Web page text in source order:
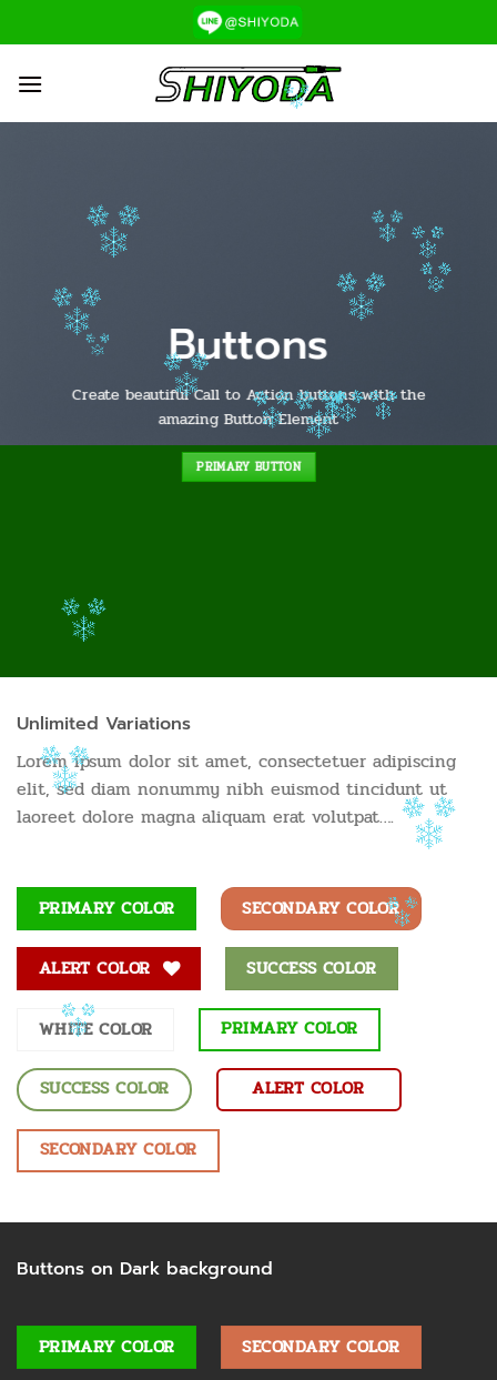
ไป
เนื้อหา
Buttons
Create beautiful Call to Action buttons with the
amazing Button Element
PRIMARY BUTTON
Unlimited Variations
Lorem ipsum dolor sit amet, consectetuer adipiscing
elit, sed diam nonummy nibh euismod tincidunt ut
laoreet dolore magna aliquam erat volutpat….
PRIMARY COLOR SECONDARY COLOR
ALERT COLOR SUCCESS COLOR
WHITE COLOR PRIMARY COLOR
SUCCESS COLOR ALERT COLOR
SECONDARY COLOR
Buttons on Dark background
PRIMARY COLOR SECONDARY COLOR